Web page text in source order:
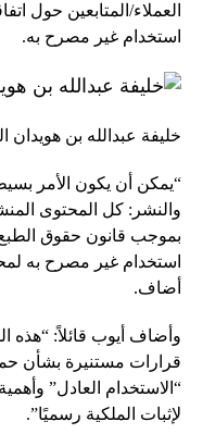
العملاء/المتابعين حول
استخدام غير مصرح به.
خليفة عبدالله بن هويدان
“يمكن أن يكون الأمر
والنشر: كل المحتوى
بموجب قانون حقوق الطبع
استخدام غير مصرح به
أضاف.
وأضاف أيوب قائلاً: “هذه
قرارات مستنيرة بشأن
“الاستخدام العادل”
لإثبات الملكية رسميًا”.